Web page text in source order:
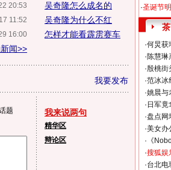
20:53
11:52
16:00
闻>>
吴奇隆怎么成名的
吴奇隆为什么不红
怎样才能看霹雳赛车
我要发布
题 我来说两句
精华区
辩论区
·圣诞节
·何炅获
·陈慧琳
·殷桃街
·范冰冰
·姚晨与
· 日军竟
·盘点网
·美女办
· 《
·搜狐娱
·台北电